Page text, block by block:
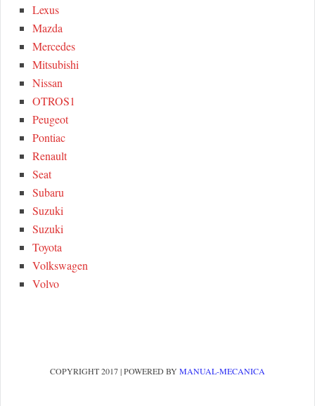
Lexus
Mazda
Mercedes
Mitsubishi
Nissan
OTROS1
Peugeot
Pontiac
Renault
Seat
Subaru
Suzuki
Suzuki
Toyota
Volkswagen
Volvo
COPYRIGHT 2017 | POWERED BYMANUAL-MECANICA